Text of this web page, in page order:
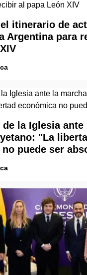
itinerario de
Argentina para
de la Iglesia ante
"La
puede ser